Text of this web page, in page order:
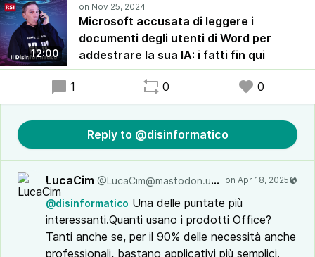
Privacy, confidenzialità professionale e diritti d’autore
sembrano gravemente a rischio, se si leggono queste
nuove clausole.
12:00
Microsoft accusata di leggere i
documenti degli utenti di Word per
addestrare la sua IA: i fatti fin qui
1 0 0
Reply to @disinformatico
LucaCim @LucaCim@mastodon.uno
@disinformatico Una delle puntate più
interessanti.Quanti usano i prodotti Office?
Tanti anche se, per il 90% delle necessità anche
professionali, bastano applicativi più semplici.